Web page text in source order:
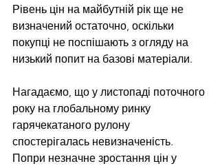
Рівень цін на майбутній рік ще не
визначений остаточно, оскільки
покупці не поспішають з огляду на
низький попит на базові матеріали.
Нагадаємо, що у листопаді поточного
року на глобальному ринку
гарячекатаного рулону
спостерігалась невизначеність.
Попри незначне зростання цін у